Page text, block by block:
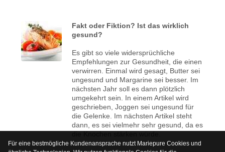
Fakt oder Fiktion? Ist das wirklich
gesund?
Es gibt so viele widersprüchliche
Empfehlungen zur Gesundheit, die einen
verwirren. Einmal wird gesagt, Butter sei
ungesund und Margarine sei besser. Im
nächsten Jahr soll es dann plötzlich
umgekehrt sein. In einem Artikel wird
geschrieben, Joggen sei ungesund für
die Gelenke. Im nächsten Artikel steht
dann, es sei vielmehr sehr gesund, da es
die Knochen stärken würde.
Für eine bestmögliche Kundenansprache nutzt Mariepure Cookies und